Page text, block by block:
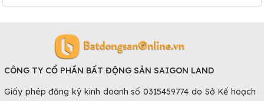
Đường huyện với tổng chiều dài khoảng 497km
đường huyện khoảng 65%.
Đường vào các xã, buôn khoảng 2.173km nhưng
chủ yếu là đường đất. Đường vào trung tâm xã
ô tô đi vào.
CÔNG TY CỔ PHẦN BẤT ĐỘNG SẢN SAIGON LAND
Giấy phép đăng ký kinh doanh số 0315459774 do Sở Kế hoạch